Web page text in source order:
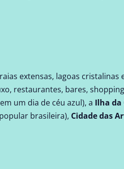
extensas, lagoas cristalinas
restaurantes, bares,
um dia de céu azul), a Ilha da
brasileira), Cidade das